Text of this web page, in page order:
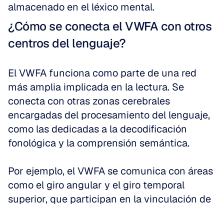
almacenado en el léxico mental.
¿Cómo se conecta el VWFA con otros
centros del lenguaje?
El VWFA funciona como parte de una red
más amplia implicada en la lectura. Se
conecta con otras zonas cerebrales
encargadas del procesamiento del lenguaje,
como las dedicadas a la decodificación
fonológica y la comprensión semántica.
Por ejemplo, el VWFA se comunica con áreas
como el giro angular y el giro temporal
superior, que participan en la vinculación de